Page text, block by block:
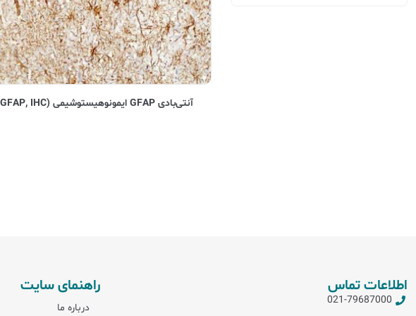
آنتی‌بادی GFAP ایمونوهیستوشیمی (GFAP, IHC)
اطلاعات تماس
021-79687000
راهنمای سایت
درباره ما